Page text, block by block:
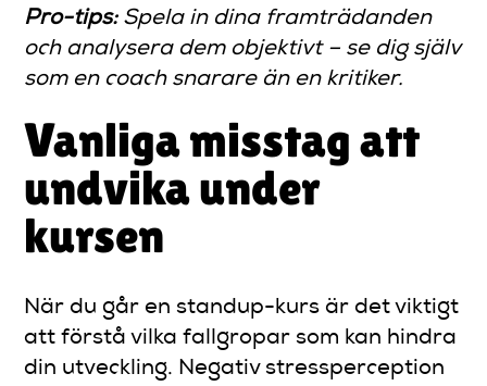
Pro-tips: Spela in dina framträdanden
och analysera dem objektivt – se dig själv
som en coach snarare än en kritiker.
Vanliga misstag att
undvika under
kursen
När du går en standup-kurs är det viktigt
att förstå vilka fallgropar som kan hindra
din utveckling. Negativ stressperception